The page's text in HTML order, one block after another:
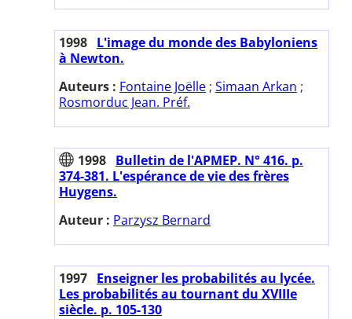
1998 L'image du monde des Babyloniens
à Newton.
Auteurs : Fontaine Joëlle ; Simaan Arkan ;
Rosmorduc Jean. Préf.
1998 Bulletin de l'APMEP. N° 416. p.
374-381. L'espérance de vie des frères
Huygens.
Auteur : Parzysz Bernard
1997 Enseigner les probabilités au lycée.
Les probabilités au tournant du XVIIIe
siècle. p. 105-130